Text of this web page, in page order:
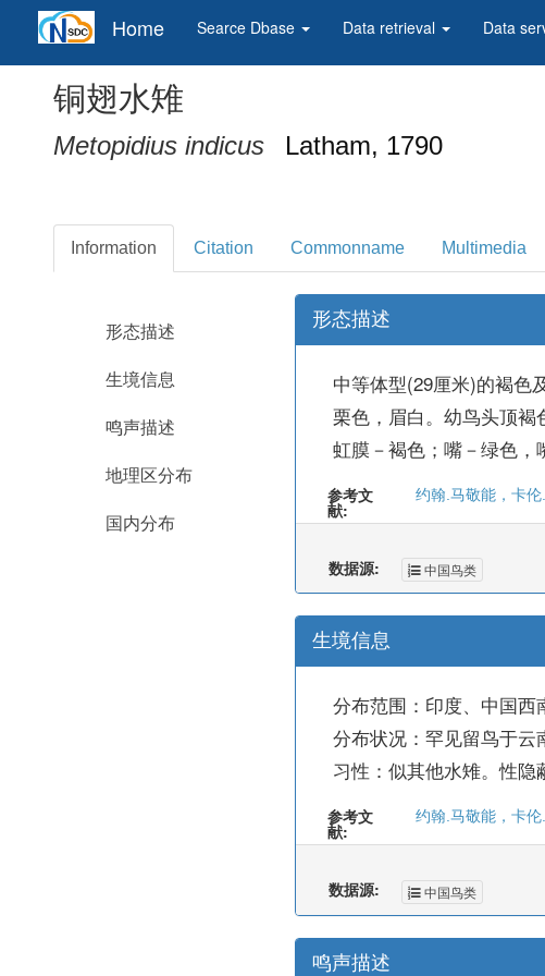
Home Searce Dbase Data retrieval Data
铜翅水雉
Metopidius indicus Latham, 1790
Information Citation Commonname Multimedia
形态描述
生境信息
鸣声描述
地理区分布
国内分布
形态描述
中等体型(29厘米)的褐色
栗色，眉白。幼鸟头顶褐
虹膜－褐色；嘴－绿色，
参考文
献:
约翰.马敬能，卡
数据源: 中国鸟类
生境信息
分布范围：印度、中国西
分布状况：罕见留鸟于云
习性：似其他水雉。性隐
参考文
献:
约翰.马敬能，卡
数据源: 中国鸟类
鸣声描述